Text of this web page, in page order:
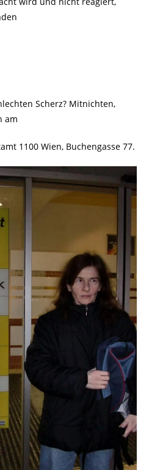
Scherz? Mitnichten,
am
1100 Wien, Buchengasse 77.